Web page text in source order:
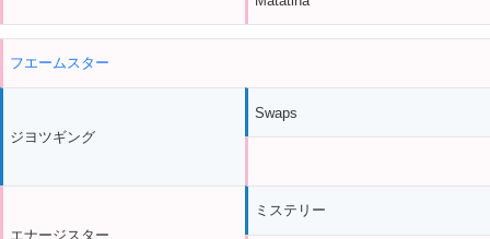
フエームスター
ジヨツギング
エナージスター
Swaps
ミステリー